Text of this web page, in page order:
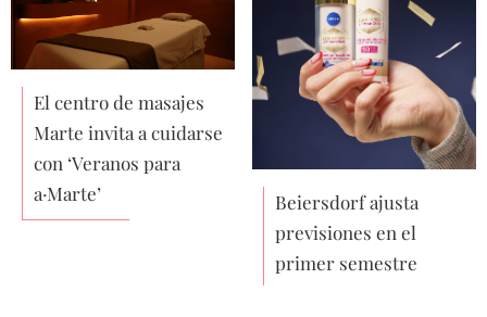
El centro de masajes
Marte invita a cuidarse
con ‘Veranos para
a·Marte’
Beiersdorf ajusta
previsiones en el
primer semestre